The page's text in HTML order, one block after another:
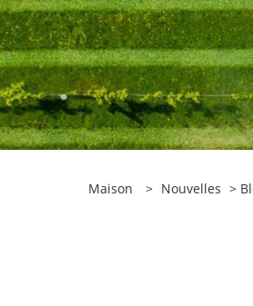
Maison > Nouvelles >